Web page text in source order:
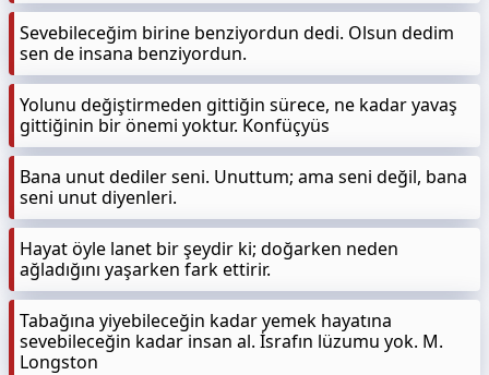
Sevebileceğim birine benziyordun dedi. Olsun dedim
sen de insana benziyordun.
Yolunu değiştirmeden gittiğin sürece, ne kadar yavaş
gittiğinin bir önemi yoktur. Konfüçyüs
Bana unut dediler seni. Unuttum; ama seni değil, bana
seni unut diyenleri.
Hayat öyle lanet bir şeydir ki; doğarken neden
ağladığını yaşarken fark ettirir.
Tabağına yiyebileceğin kadar yemek hayatına
sevebileceğin kadar insan al. İsrafın lüzumu yok. M.
Longston